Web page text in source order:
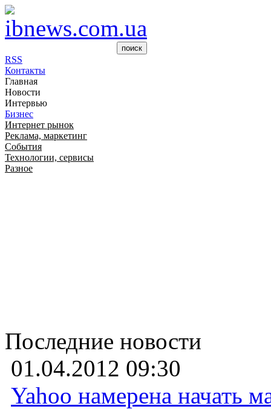
RSS
Контакты
Главная
Новости
Интервью
Бизнес
Интернет рынок
Реклама, маркетинг
События
Технологии, сервисы
Разное
Последние новости
01.04.2012 09:30
Yahoo намерена начать